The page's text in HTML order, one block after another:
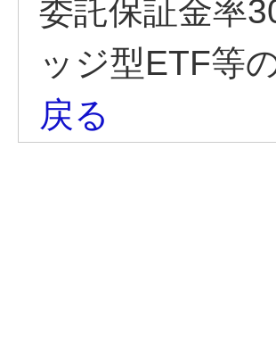
委託保証金率
ッジ型ETF等
戻る